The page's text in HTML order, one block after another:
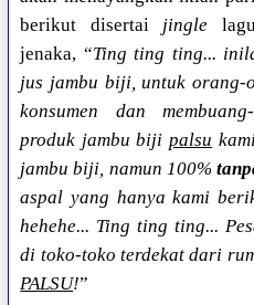
berikut disertai jingle
jenaka, “Ting ting ting...
jus jambu biji, untuk orang-
konsumen dan
produk jambu bijipalsu
jambu biji, namun 100%
aspal yang hanya kami
hehehe... Ting ting ting...
di toko-toko terdekat dari
PALSU!”